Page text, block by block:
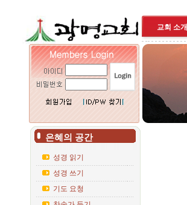
교회 소개
은혜의 공간
성경 읽기
성경 쓰기
기도 요청